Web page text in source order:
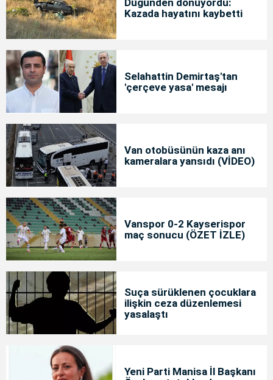
Kazada hayatını kaybetti
Selahattin Demirtaş'tan
'çerçeve yasa' mesajı
Van otobüsünün kaza anı
kameralara yansıdı (VİDEO)
Vanspor 0-2 Kayserispor
maç sonucu (ÖZET İZLE)
Suça sürüklenen çocuklara
ilişkin ceza düzenlemesi
yasalaştı
Yeni Parti Manisa İl Başkanı